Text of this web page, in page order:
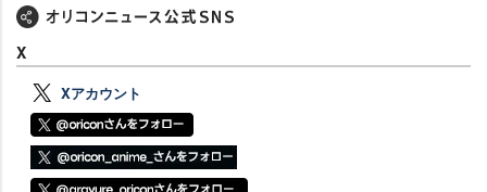
X
Xアカウント